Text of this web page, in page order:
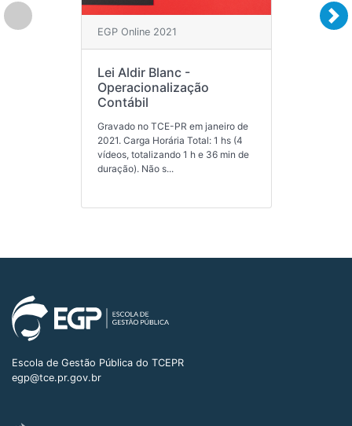
EGP Online 2021
Lei Aldir Blanc -
Operacionalização
Contábil
Gravado no TCE-PR em janeiro de
2021. Carga Horária Total: 1 hs (4
vídeos, totalizando 1 h e 36 min de
duração). Não s...
Escola de Gestão Pública do TCEPR
egp@tce.pr.gov.br